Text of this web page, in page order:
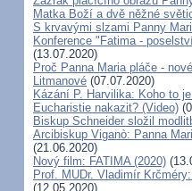
Matka Boží a dvě něžné
S krvavými slzami Panny
Konference "Fatima -
(13.07.2020)
Proč Panna Maria pláče -
Litmanové (07.07.2020)
Kázání P. Harvilika: Koho to
Eucharistie nakazit? (Video)
Biskup Schneider složil
Arcibiskup Viganò: Panna
(21.06.2020)
Nový film: FATIMA (2020)
Prof. MUDr. Vladimír
(12.05.2020)